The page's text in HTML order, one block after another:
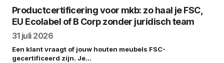
Productcertificering voor mkb: zo haal je FSC,
EU Ecolabel of B Corp zonder juridisch team
31 juli 2026
Een klant vraagt of jouw houten meubels FSC-
gecertificeerd zijn. Je…